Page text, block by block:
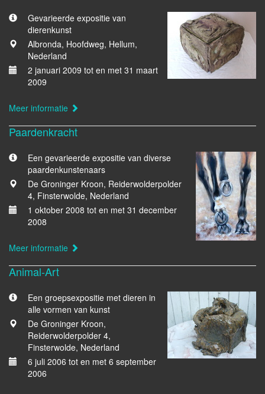
Gevarieerde expositie van
dierenkunst
Albronda, Hoofdweg, Hellum,
Nederland
2 januari 2009 tot en met 31 maart
2009
Meer informatie
Paardenkracht
Een gevarieerde expositie van diverse
paardenkunstenaars
De Groninger Kroon, Reiderwolderpolder
4, Finsterwolde, Nederland
1 oktober 2008 tot en met 31 december
2008
Meer informatie
Animal-Art
Een groepsexpositie met dieren in
alle vormen van kunst
De Groninger Kroon,
Reiderwolderpolder 4,
Finsterwolde, Nederland
6 juli 2006 tot en met 6 september
2006